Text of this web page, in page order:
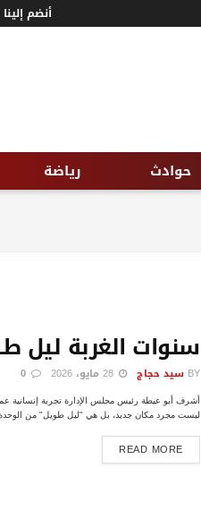
أنضم إلينا
حوادث رياضة
سنوات الغربة ليل
BY سيد حجاج
أشرف أبو عيطة رئيس مجلس الإدارة تجربة إنسانية
ليست مجرد مكان جديد، بل هي "ليل طويل" من الوحدة،
READ MORE
DETAILS